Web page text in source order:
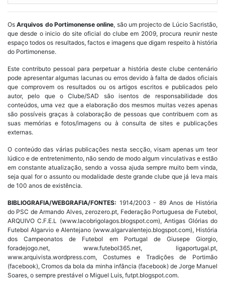
OsArquivos do Portimonense online, são um projecto de Lúcio Sacristão,
que desde o inicio do site oficial do clube em 2009, procura reunir neste
espaço todos os resultados, factos e imagens que digam respeito à história
do Portimonense.
Este contributo pessoal para perpetuar a história deste clube centenário
pode apresentar algumas lacunas ou erros devido à falta de dados oficiais
que comprovem os resultados ou os artigos escritos e publicados pelo
autor, pelo que o Clube/SAD são isentos de responsabilidade dos
conteúdos, uma vez que a elaboração dos mesmos muitas vezes apenas
são possíveis graças à colaboração de pessoas que contribuem com as
suas memórias e fotos/imagens ou à consulta de sites e publicações
externas.
O conteúdo das várias publicações nesta secção, visam apenas um teor
lúdico e de entretenimento, não sendo de modo algum vinculativas e estão
em constante atualização, sendo a vossa ajuda sempre muito bem vinda,
seja qual for o assunto ou modalidade deste grande clube que já leva mais
de 100 anos de existência.
BIBLIOGRAFIA/WEBGRAFIA/FONTES: 1914/2003 - 89 Anos de História
do PSC de Armando Alves, zerozero.pt, Federação Portuguesa de Futebol,
ARQUIVO C.F.E.L (www.lacobrigolagos.blogspot.com), Antigas Glórias do
Futebol Algarvio e Alentejano (www.algarvalentejo.blogspot.com), História
dos Campeonatos de Futebol em Portugal de Giusepe Giorgio,
foradejogo.net, www.futebol365.net, ligaportugal.pt,
www.arquivista.wordpress.com, Costumes e Tradições de Portimão
(facebook), Cromos da bola da minha infância (facebook) de Jorge Manuel
Soares, o sempre prestável o Miguel Luis, futpt.blogspot.com.